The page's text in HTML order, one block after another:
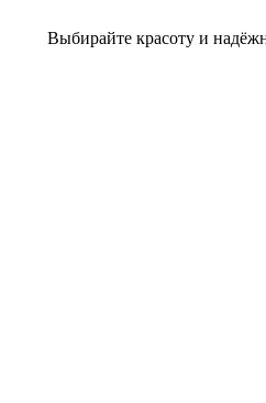
Выбирайте красоту и